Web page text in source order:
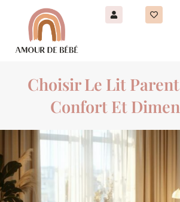
Choisir Le Lit
Confort Et